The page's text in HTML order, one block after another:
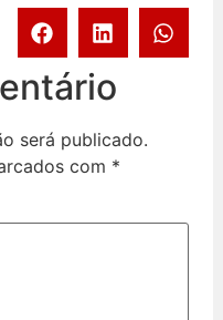
será publicado.
com *